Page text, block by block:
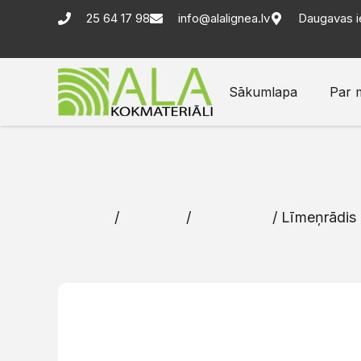
25 64 17 98 info@alalignea.lv Daugavas
Sākumlapa Par
/ / / Līmeņrādis